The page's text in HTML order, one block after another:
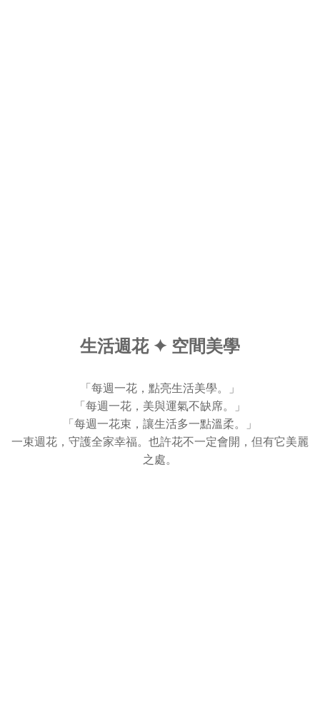
生活週花 ✦ 空間美學
「每週一花，點亮生活美學。」
「每週一花，美與運氣不缺席。」
「每週一花束，讓生活多一點溫柔。」
一束週花，守護全家幸福。也許花不一定會開，但有它美麗
之處。